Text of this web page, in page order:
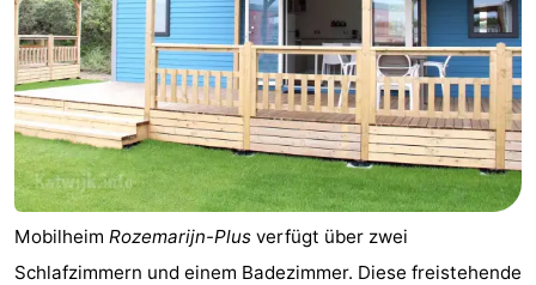
Mobilheim Rozemarijn-Plus verfügt über zwei
Schlafzimmern und einem Badezimmer. Diese freistehende